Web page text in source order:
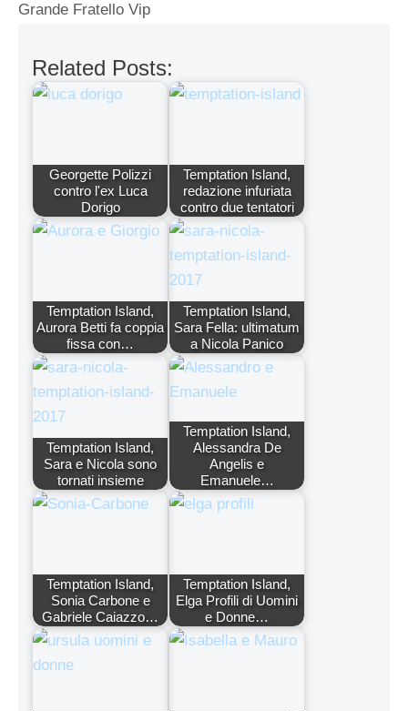
Grande Fratello Vip
Related Posts:
Georgette Polizzi
contro l'ex Luca
Dorigo
Temptation Island,
redazione infuriata
contro due tentatori
Temptation Island,
Aurora Betti fa coppia
fissa con…
Temptation Island,
Sara Fella: ultimatum
a Nicola Panico
Temptation Island,
Sara e Nicola sono
tornati insieme
Temptation Island,
Alessandra De
Angelis e
Emanuele…
Temptation Island,
Sonia Carbone e
Gabriele Caiazzo…
Temptation Island,
Elga Profili di Uomini
e Donne…